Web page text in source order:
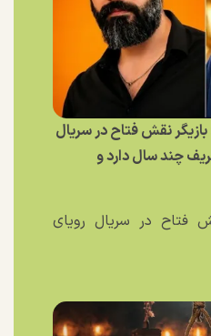
نقش فتاح در سریال
چند سال دارد و
فتاح در سریال رویای